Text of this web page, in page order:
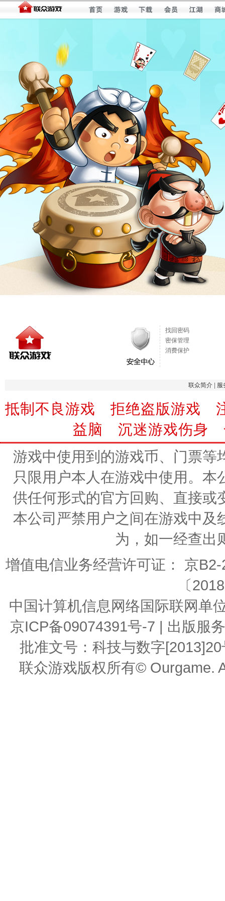
找回密码
密保管理
消费保护
联众简介| 服
抵制不良游戏 拒绝盗版游戏
益脑 沉迷游戏伤身
游戏中使用到的游戏币、门票等
只限用户本人在游戏中使用。
供任何形式的官方回购、直接或
本公司严禁用户之间在游戏中及
为，如一经查出
增值电信业务经营许可证： 京
〔
中国计算机信息网络国际联网单
京ICP备09074391号-7 | 出版服
批准文号：科技与数字
联众游戏版权所有© Ourgame.